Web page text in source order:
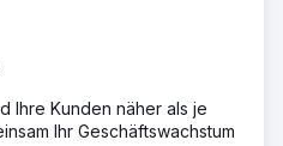
Ihre Kunden näher als je
Ihr Geschäftswachstum